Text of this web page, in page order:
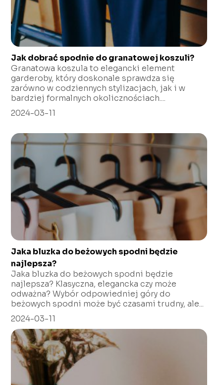
Jak dobrać spodnie do granatowej koszuli?
Granatowa koszula to elegancki element
garderoby, który doskonale sprawdza się
zarówno w codziennych stylizacjach, jak i w
bardziej formalnych okolicznościach....
2024-03-11
Jaka bluzka do beżowych spodni będzie
najlepsza?
Jaka bluzka do beżowych spodni będzie
najlepsza? Klasyczna, elegancka czy może
odważna? Wybór odpowiedniej góry do
beżowych spodni może być czasami trudny, ale...
2024-03-11